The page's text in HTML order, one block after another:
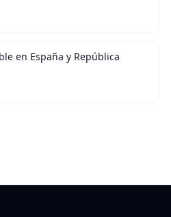
en España y República